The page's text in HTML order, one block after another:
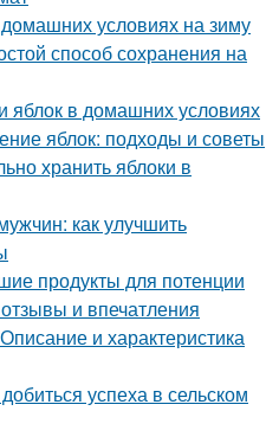
условиях на зиму
способ сохранения на
яблок в домашних условиях
яблок: подходы и советы
хранить яблоки в
как улучшить
продукты для потенции
и впечатления
и характеристика
успеха в сельском